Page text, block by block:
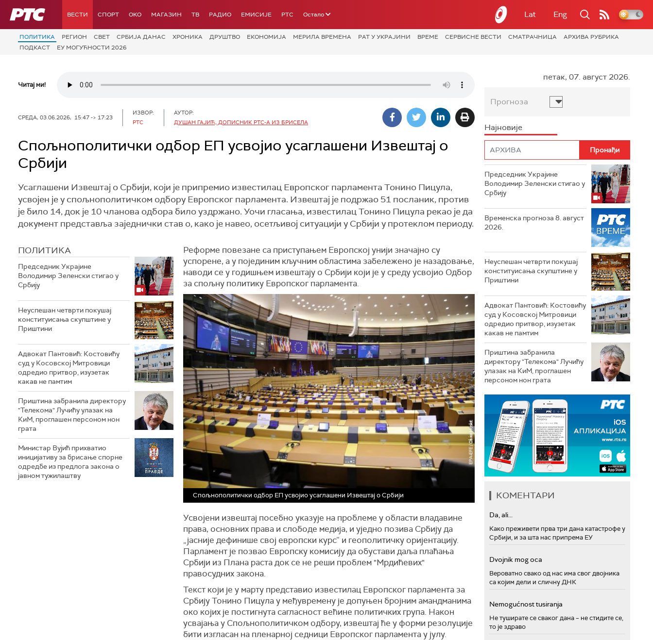
РТС ВЕСТИ СПОРТ OKO МАГАЗИН ТВ РАДИО ЕМИСИЈЕ РТС Остало Lat Eng
ПОЛИТИКА РЕГИОН СВЕТ СРБИЈА ДАНАС ХРОНИКА ДРУШТВО ЕКОНОМИЈА МЕРИЛА ВРЕМЕНА РАТ У УКРАЈИНИ ВРЕМЕ СЕРВИСНЕ ВЕСТИ СМАТРАЧНИЦА
АРХИВА РУБРИКА
ПОДКАСТ
ЕУ МОГУЋНОСТИ 2026
Читај ми!
СРЕДА, 03.06.2026, 15:47 -> 17:23
ИЗВОР:
РТС
АУТОР:
ДУШАН ГАЈИЋ, ДОПИСНИК РТС-А ИЗ БРИСЕЛА
Спољнополитички одбор ЕП усвојио усаглашени Извештај о
Србији
Усаглашени Извештај о Србији, који је припремио известилац Европског парламента Тонино Пицула,
усвојен је у спољнополитичком одбору Европског парламента. Извештај је подржао 51 посланик, против
је било 14, док је 10 чланова одбора било уздржано. Уочи гласања, известилац Тонино Пицула рекао је да
документ представља заједнички став о, како је навео, осетљивој ситуацији у Србији у протеклом периоду.
ПОЛИТИКА
Председник Украјине
Володимир Зеленски стигао у
Србију
Неуспешан четврти покушај
конституисања скупштине у
Приштини
Адвокат Пантовић: Костовићу
суд у Косовској Митровици
одредио притвор, изузетак
какав не памтим
Приштина забранила директору
"Телекома" Лучићу улазак на
КиМ, проглашен персоном нон
грата
Министар Вујић прихватио
иницијативу за брисање спорне
одредбе из предлога закона o
јавном тужилаштву
Реформе повезане са приступањем Европској унији значајно су
успорене, а у појединим кључним областима забележено је назадовање,
наводи се у годишњем извештају о Србији који је у среду усвојио Одбор
за спољну политику Европског парламента.
Спољнополитички одбор ЕП усвојио усаглашени Извештај о Србији
Усвојени извештај посебно указује на проблеме у области владавине
права, основних права и слободе медија, и уједно позива Србију да
„јасније дефинише свој европски курс” и геополитичку оријентацију.
Парламент је позвао Европску комисију да обустави даља плаћања
Србији из Плана раста док се не реши проблем "Мрдићевих"
правосудних закона.
Текст који је у марту представио известилац Европског парламента за
Србију Тонино Пицула у међувремену је допуњен бројним амандманима
око којих је постигнута сагласност већине политичких група. Након
усвајања у Спољнополитичком одбору, извештај ће у форми резолуције
бити изгласан на пленарној седници Европског парламента у јулу.
петак, 07. август 2026.
Прогноза
Најновије
Председник Украјине
Володимир Зеленски стигао у
Србију
Временска прогноза 8. август
2026.
Неуспешан четврти покушај
конституисања скупштине у
Приштини
Адвокат Пантовић: Костовићу
суд у Косовској Митровици
одредио притвор, изузетак
какав не памтим
Приштина забранила
директору "Телекома" Лучићу
улазак на КиМ, проглашен
персоном нон грата
КОМЕНТАРИ
Da, ali...
Како преживети прва три дана катастрофе у
Србији, и за шта нас припрема ЕУ
Dvojnik mog oca
Вероватно свако од нас има свог двојника
са којим дели и сличну ДНК
Nemogućnost tusiranja
Не туширате се сваког дана – не стидите се,
то је здраво